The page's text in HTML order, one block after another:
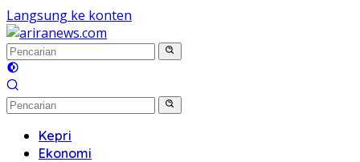
Langsung ke konten
Kepri
Ekonomi